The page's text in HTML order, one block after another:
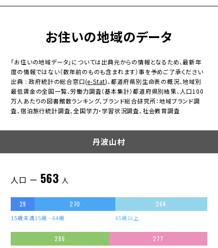
お住いの地域のデータ
「お住いの地域データ」については出典元からの情報となるため、最新年
度の情報ではない（数年前のものも含まれます）事を予めご了承ください
出典 : 政府統計の総合窓口(e-Stat)、都道府県別生命表の概況、地域別
最低賃金の全国一覧、労働力調査（基本集計）都道府県別結果、人口100
万人あたりの図書館数ランキング、ブランド総合研究所：地域ブランド調
査、宿泊旅行統計調査、全国学力・学習状況調査、社会教育調査
丹波山村
人口 ー 563 人
29
15歳未満
270
15歳 - 64歳
264
65歳以上
286 277